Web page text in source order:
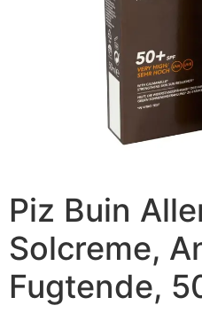
Piz Buin
Solcreme,
Fugtende,